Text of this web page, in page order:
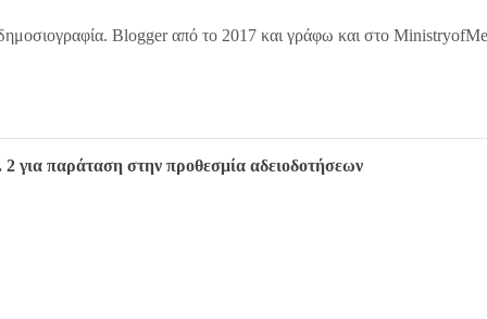
Blogger από το 2017 και γράφω και στο
για παράταση στην προθεσμία αδειοδοτήσεων